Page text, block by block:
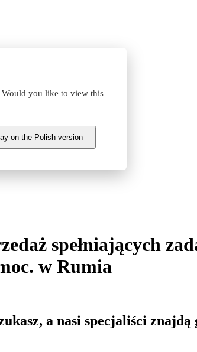
Would you like to view this
on the Polish version
spełniających
w Rumia
a nasi specjaliści znajdą